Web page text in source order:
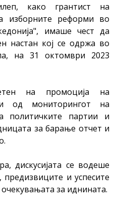
како грантист на
изборните реформи во
имаше чест да
настан кој се одржа во
на 31 октомври 2023
на промоција на
од мониторингот на
политичките партии и
за барање отчет и
дискусијата се водеше
и успесите
за иднината.